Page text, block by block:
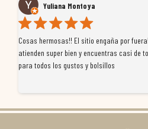
Yuliana Montoya
Cosas hermosas!! El sitio engaña por
atienden super bien y encuentras casi de
para todos los gustos y bolsillos